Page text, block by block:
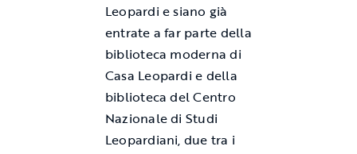
Leopardi e siano già
entrate a far parte della
biblioteca moderna di
Casa Leopardi e della
biblioteca del Centro
Nazionale di Studi
Leopardiani, due tra i